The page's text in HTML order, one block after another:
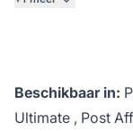
Beschikbaar in:
Ultimate , Post